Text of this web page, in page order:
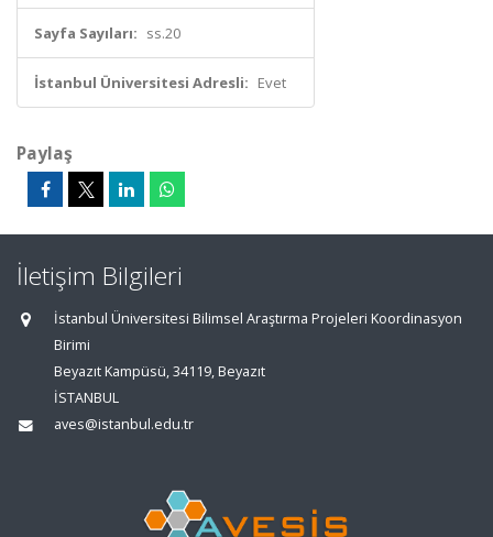
Sayfa Sayıları: ss.20
İstanbul Üniversitesi Adresli: Evet
Paylaş
İletişim Bilgileri
İstanbul Üniversitesi Bilimsel Araştırma Projeleri Koordinasyon
Birimi
Beyazıt Kampüsü, 34119, Beyazıt
İSTANBUL
aves@istanbul.edu.tr